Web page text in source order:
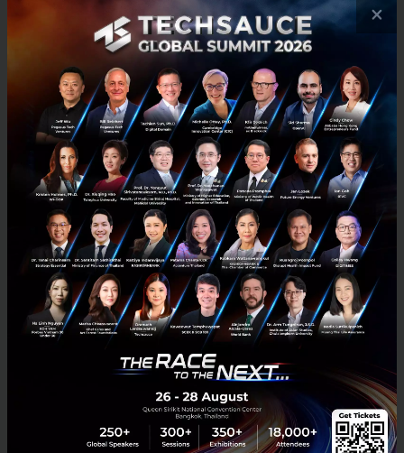
แค่ในแผนกเดียวหรือตึกเดียว แต่มันต้องมีศักยภาพที่
ขยายผลไปใช้ได้ทั้งเครือโรงพยาบาล หรือแม้แต่ขายให้
คนนอกได้ด้วย
ตัวอย่างเห็นภาพที่คุณอัฐยกมาเล่า คือ แอปฯ รวบรวม
ความรู้ทางการแพทย์กว่า 400 หลักสูตร ตอนแรกอาจจะ
สร้างมาเพื่อสอนพนักงานในบ้าน แต่พอระบบมันดีและ
เนื้อหาเจ๋งจริง ปัจจุบันมันกลายเป็นธุรกิจใหม่ที่ขายลิขสิทธิ์
ความรู้ให้กับหน่วยงานข้างนอกได้ด้วย
นอกจากนี้ในโลกของนวัตกรรมไม่ใช่ทุกไอเดียจะไปถึงฝั่ง
ฝัน หน้าที่สำคัญของผู้นำยุคใหม่คือการเป็นกรรมการที่
ต้องคอยเช็กตลอดเวลาว่า...
โปรเจกต์ไหนมีอนาคต? -> ไปต่อ
โปรเจกต์ไหนได้แค่เริ่มตัน? -> พอแค่นี้
โปรเจกต์ไหนดีนะ แต่ยังไม่ถึงเวลา? -> พักไว้ก่อน
×